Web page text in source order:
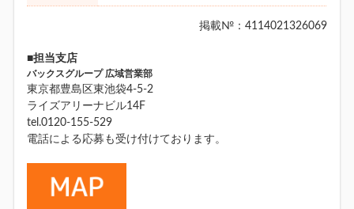
掲載№：4114021326069
■担当支店
バックスグループ 広域営業部
東京都豊島区東池袋4-5-2
ライズアリーナビル14F
tel.0120-155-529
電話による応募も受け付けております。